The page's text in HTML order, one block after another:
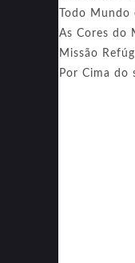
Todo Mundo
As Cores do
Missão
Por Cima do